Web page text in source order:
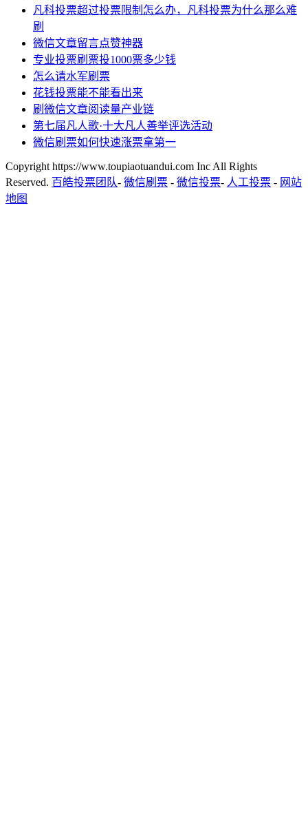
凡科投票超过投票限制怎么办，凡科投票为什么那么难
刷
微信文章留言点赞神器
专业投票刷票投1000票多少钱
怎么请水军刷票
花钱投票能不能看出来
刷微信文章阅读量产业链
第七届凡人歌·十大凡人善举评选活动
微信刷票如何快速涨票拿第一
Copyright https://www.toupiaotuandui.com Inc All Rights
Reserved. 百皓投票团队- 微信刷票 - 微信投票- 人工投票 - 网站
地图